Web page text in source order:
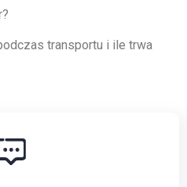
transportu i ile trwa